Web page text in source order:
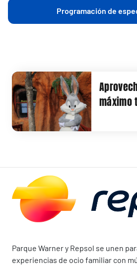
Programación de
máximo
Parque Warner y Repsol se unen
experiencias de ocio familiar con